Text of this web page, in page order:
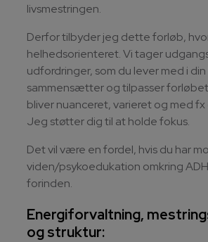
livsmestringen.
Derfor tilbyder jeg dette forløb,
helhedsorienteret. Vi tager
udfordringer, som du lever med i
sammensætter og tilpasser
bliver nuanceret, varieret og med fx
Jeg støtter dig til at holde fokus.
Det vil være en fordel, hvis du har
viden/psykoedukation omkring
forinden.
Energiforvaltning,
og struktur: